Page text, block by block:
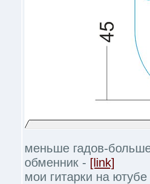
меньше гадов-
обменник - [link]
мои гитарки на